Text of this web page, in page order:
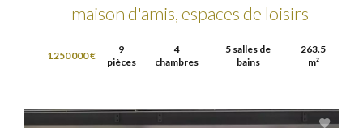
maison d'amis, espaces de loisirs
1 250 000 €
9
pièces
4
chambres
5 salles de
bains
263.5
m²